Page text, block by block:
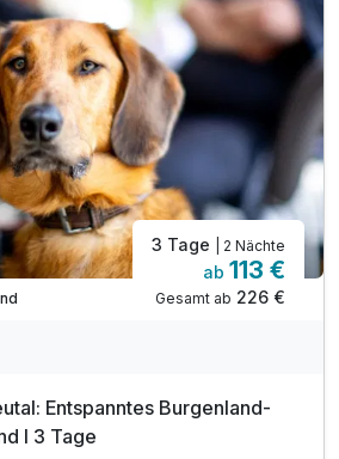
Neutal (Sommer)
Lutzmannsburg
3 Tage | 2 Nächte
ab 113 €
Gesamt ab 226 €
Entspanntes Burgenland-
I 3 Tage